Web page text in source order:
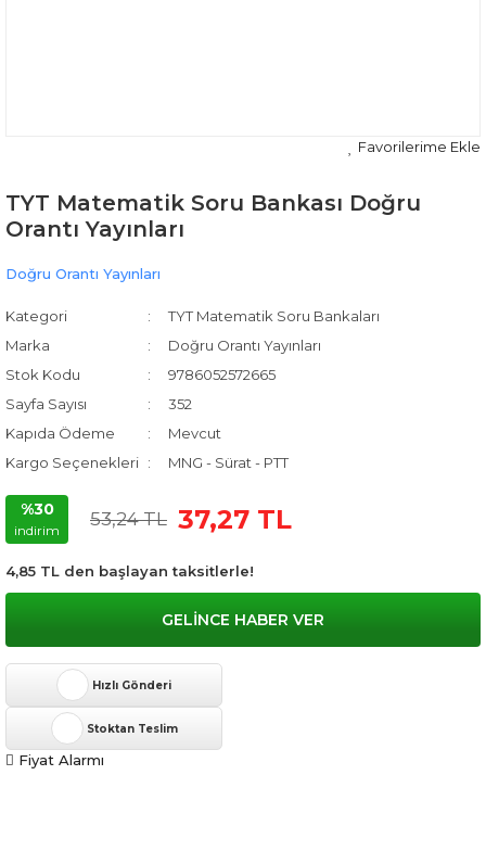
TYT Matematik Soru Bankası Doğru
Orantı Yayınları
Doğru Orantı Yayınları
Kategori
TYT Matematik Soru Bankaları
Marka
Doğru Orantı Yayınları
Stok Kodu
9786052572665
Sayfa Sayısı
352
Kapıda Ödeme
Mevcut
Kargo Seçenekleri
MNG - Sürat - PTT
%30
indirim
53,24 TL 37,27 TL
4,85 TL den başlayan taksitlerle!
GELİNCE HABER VER
Hızlı Gönderi
Stoktan Teslim
Fiyat Alarmı